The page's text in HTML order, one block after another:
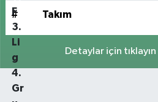
# Takım
Detaylar için tıklayın